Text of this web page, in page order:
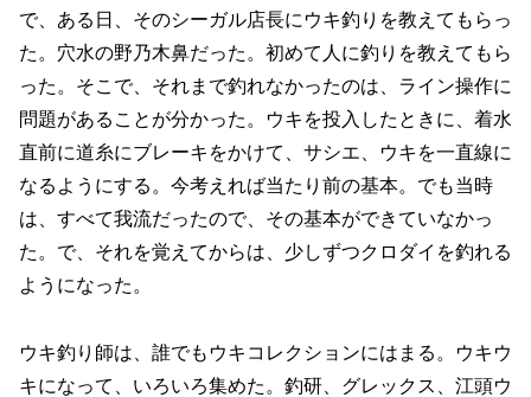
で、ある日、そのシーガル店長にウキ釣りを教えてもらっ
た。穴水の野乃木鼻だった。初めて人に釣りを教えてもら
った。そこで、それまで釣れなかったのは、ライン操作に
問題があることが分かった。ウキを投入したときに、着水
直前に道糸にブレーキをかけて、サシエ、ウキを一直線に
なるようにする。今考えれば当たり前の基本。でも当時
は、すべて我流だったので、その基本ができていなかっ
た。で、それを覚えてからは、少しずつクロダイを釣れる
ようになった。
ウキ釣り師は、誰でもウキコレクションにはまる。ウキウ
キになって、いろいろ集めた。釣研、グレックス、江頭ウ